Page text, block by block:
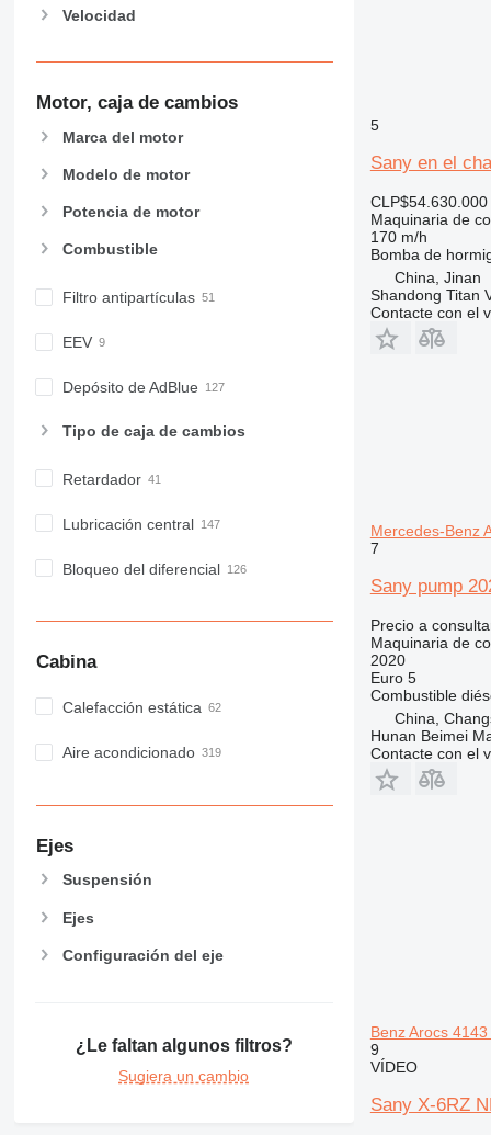
992
CB
CS
E-series
F-series
M-series
NR
RM
Velocidad
Motor, caja de cambios
Marca del motor
Modelo de motor
Potencia de motor
Combustible
Filtro antipartículas
EEV
Depósito de AdBlue
Tipo de caja de cambios
Retardador
Lubricación central
Bloqueo del diferencial
Cabina
Calefacción estática
Aire acondicionado
Ejes
Suspensión
Ejes
Configuración del eje
¿Le faltan algunos filtros?
Sugiera un cambio
5
Sany en el
CLP$54.630.000
Maquinaria de
170 m/h
Bomba de
China, Jinan
Shandong Titan
Contacte con el
Mercedes-Benz
7
Sany pump
Precio a
Maquinaria de
2020
Euro 5
Combustible
China,
Hunan Beimei
Contacte con el
Benz Arocs
9
VÍDEO
Sany X-6RZ